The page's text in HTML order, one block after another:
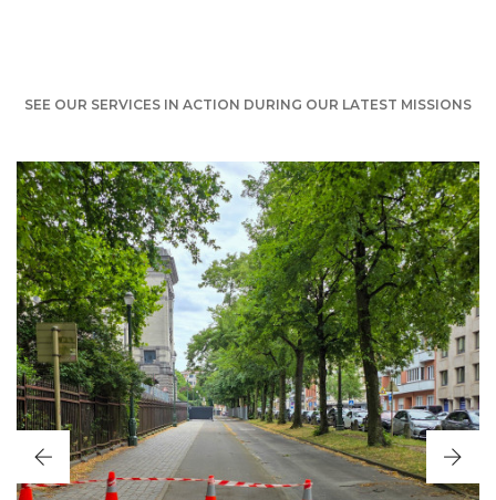
SEE OUR SERVICES IN ACTION DURING OUR LATEST MISSIONS
USA 250YEARS 2026
JUNE 2026